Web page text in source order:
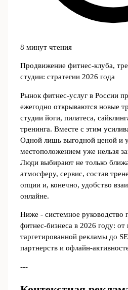
8 минут чтения
Продвижение фитнес-клуба,
студии: стратегии 2026 года
Рынок фитнес-услуг в России
ежегодно открываются новые
студии йоги, пилатеса,
тренинга. Вместе с этим
Одной лишь выгодной ценой и
местоположением уже нельзя
Люди выбирают не только
атмосферу, сервис, состав
опции и, конечно, удобство
онлайне.
Ниже - системное руководство
фитнес-бизнеса в 2026 году: от
таргетированной рекламы до
партнерств и офлайн-
---